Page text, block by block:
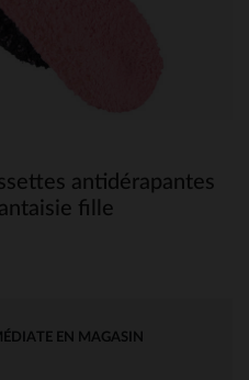
antidérapantes
fille
EN MAGASIN